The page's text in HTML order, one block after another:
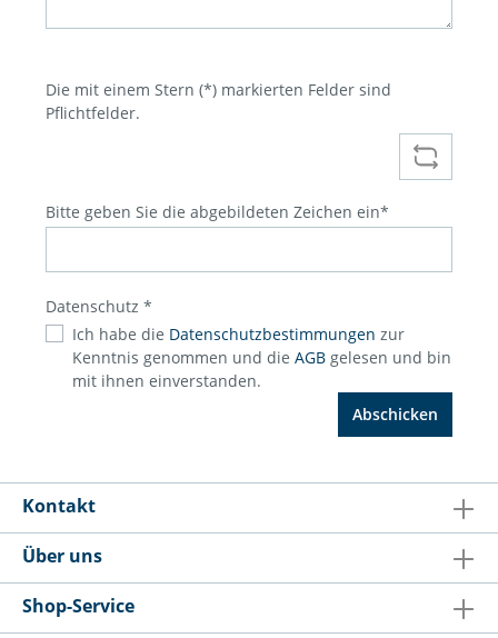
Die mit einem Stern (*) markierten Felder sind
Pflichtfelder.
Bitte geben Sie die abgebildeten Zeichen ein*
Datenschutz *
Ich habe die Datenschutzbestimmungen zur
Kenntnis genommen und die AGB gelesen und bin
mit ihnen einverstanden.
Abschicken
Kontakt
Über uns
Shop-Service